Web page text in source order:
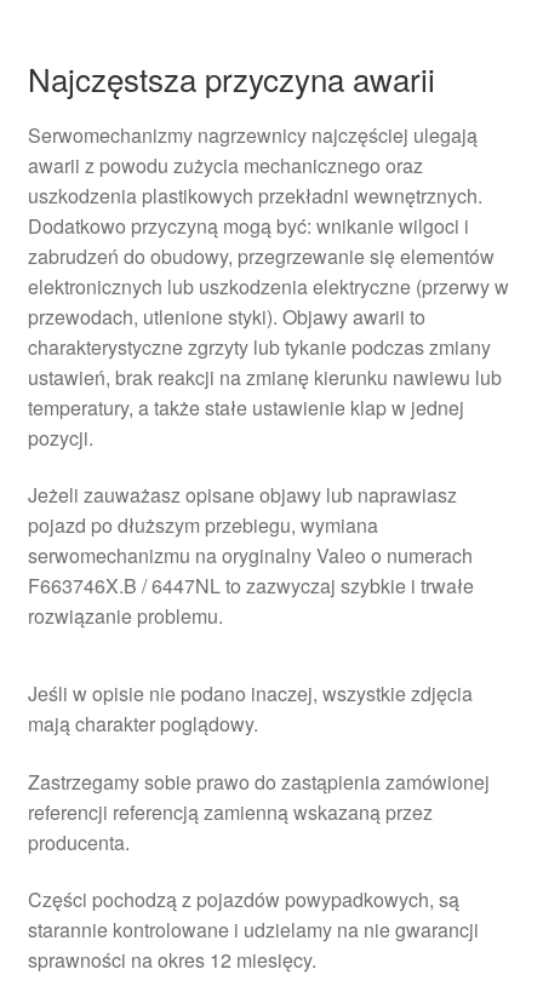
Najczęstsza przyczyna awarii
Serwomechanizmy nagrzewnicy najczęściej ulegają
awarii z powodu zużycia mechanicznego oraz
uszkodzenia plastikowych przekładni wewnętrznych.
Dodatkowo przyczyną mogą być: wnikanie wilgoci i
zabrudzeń do obudowy, przegrzewanie się elementów
elektronicznych lub uszkodzenia elektryczne (przerwy w
przewodach, utlenione styki). Objawy awarii to
charakterystyczne zgrzyty lub tykanie podczas zmiany
ustawień, brak reakcji na zmianę kierunku nawiewu lub
temperatury, a także stałe ustawienie klap w jednej
pozycji.
Jeżeli zauważasz opisane objawy lub naprawiasz
pojazd po dłuższym przebiegu, wymiana
serwomechanizmu na oryginalny Valeo o numerach
F663746X.B / 6447NL to zazwyczaj szybkie i trwałe
rozwiązanie problemu.
Jeśli w opisie nie podano inaczej, wszystkie zdjęcia
mają charakter poglądowy.
Zastrzegamy sobie prawo do zastąpienia zamówionej
referencji referencją zamienną wskazaną przez
producenta.
Części pochodzą z pojazdów powypadkowych, są
starannie kontrolowane i udzielamy na nie gwarancji
sprawności na okres 12 miesięcy.